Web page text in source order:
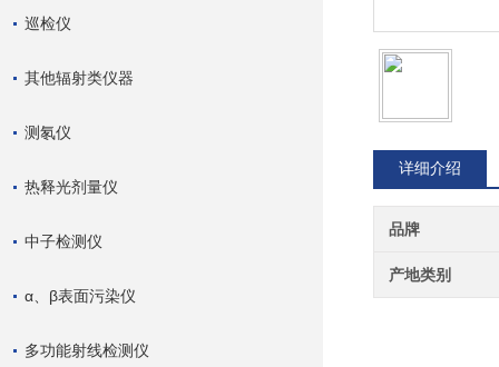
巡检仪
其他辐射类仪器
测氡仪
热释光剂量仪
中子检测仪
α、β表面污染仪
多功能射线检测仪
详细介绍
品牌
产地类别